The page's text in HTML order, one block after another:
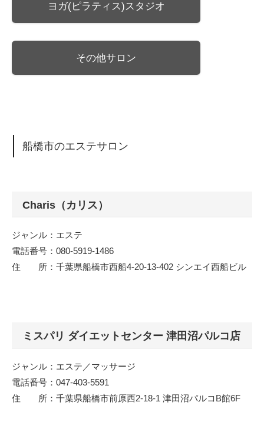
ヨガ(ピラティス)スタジオ
その他サロン
船橋市のエステサロン
Charis（カリス）
ジャンル：エステ
電話番号：080-5919-1486
住 所：千葉県船橋市西船4-20-13-402 シンエイ西船ビル
ミスパリ ダイエットセンター 津田沼パルコ店
ジャンル：エステ／マッサージ
電話番号：047-403-5591
住 所：千葉県船橋市前原西2-18-1 津田沼パルコB館6F